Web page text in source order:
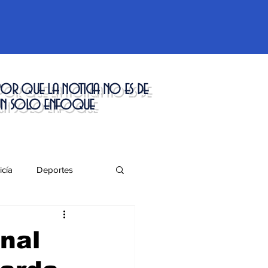
que la noticia no es de
solo enfoque
Deportes